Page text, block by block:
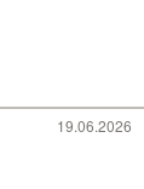
19.06.2026